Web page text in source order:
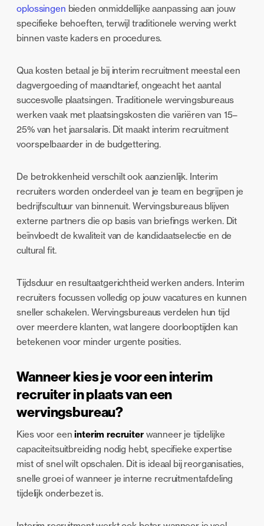
oplossingen bieden onmiddellijke aanpassing aan jouw
specifieke behoeften, terwijl traditionele werving werkt
binnen vaste kaders en procedures.
Qua kosten betaal je bij interim recruitment meestal een
dagvergoeding of maandtarief, ongeacht het aantal
succesvolle plaatsingen. Traditionele wervingsbureaus
werken vaak met plaatsingskosten die variëren van 15–
25% van het jaarsalaris. Dit maakt interim recruitment
voorspelbaarder in de budgettering.
De betrokkenheid verschilt ook aanzienlijk. Interim
recruiters worden onderdeel van je team en begrijpen je
bedrijfscultuur van binnenuit. Wervingsbureaus blijven
externe partners die op basis van briefings werken. Dit
beïnvloedt de kwaliteit van de kandidaatselectie en de
cultural fit.
Tijdsduur en resultaatgerichtheid werken anders. Interim
recruiters focussen volledig op jouw vacatures en kunnen
sneller schakelen. Wervingsbureaus verdelen hun tijd
over meerdere klanten, wat langere doorlooptijden kan
betekenen voor minder urgente posities.
Wanneer kies je voor een interim
recruiter in plaats van een
wervingsbureau?
Kies voor eeninterim recruiterwanneer je tijdelijke
capaciteitsuitbreiding nodig hebt, specifieke expertise
mist of snel wilt opschalen. Dit is ideaal bij reorganisaties,
snelle groei of wanneer je interne recruitmentafdeling
tijdelijk onderbezet is.